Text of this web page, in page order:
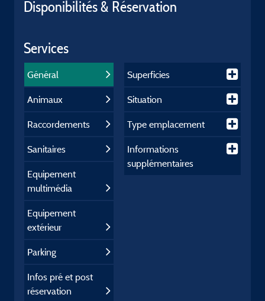
Disponibilités & Réservation
Services
Général
Animaux
Raccordements
Sanitaires
Equipement
multimédia
Equipement
extérieur
Parking
Infos pré et post
réservation
Superficies
Situation
Type emplacement
Informations
supplémentaires